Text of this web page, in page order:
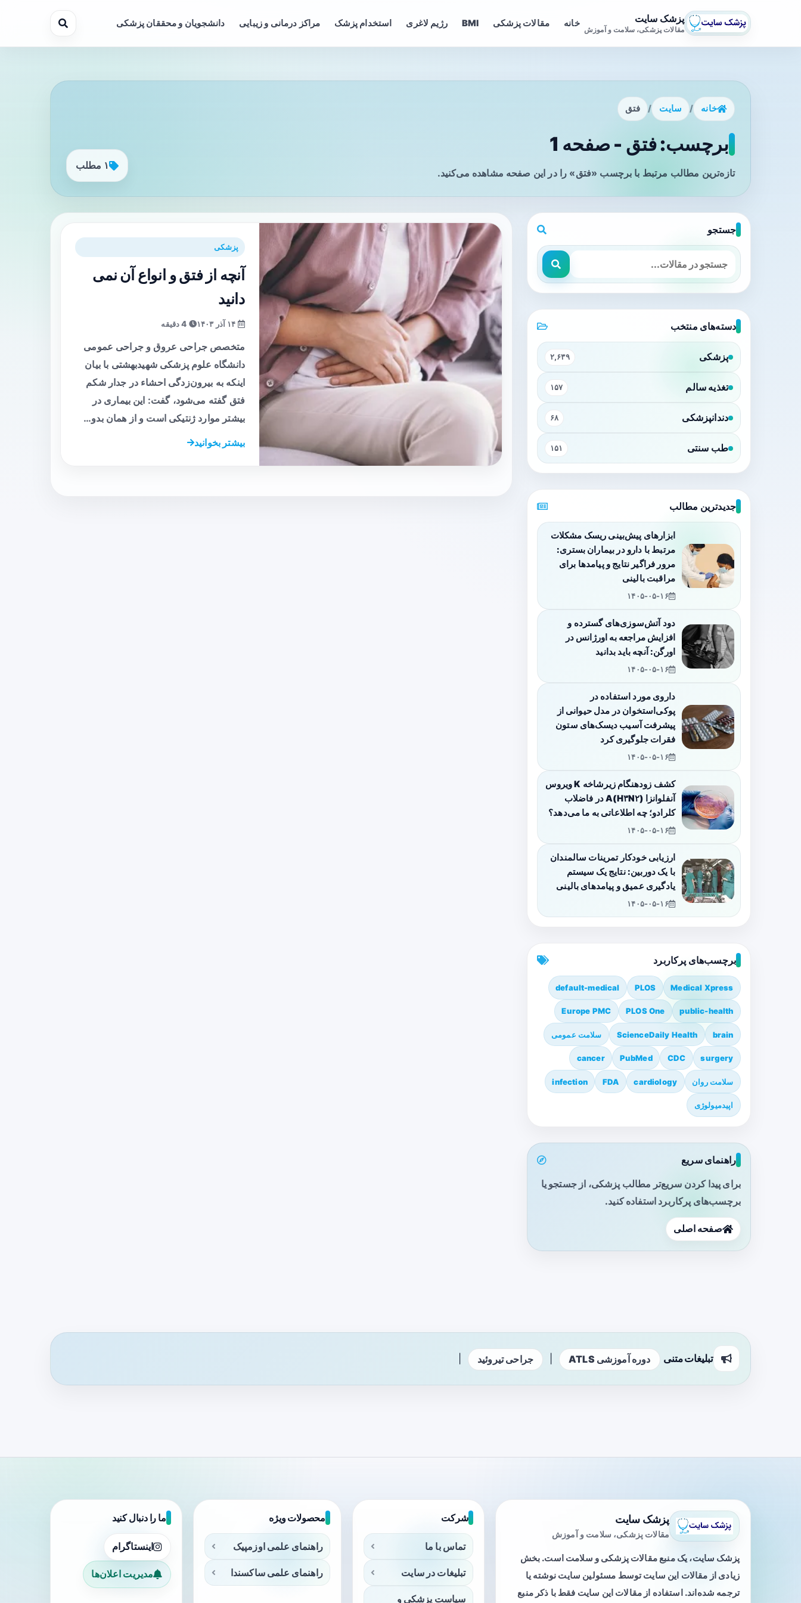
پزشک سایت
مقالات پزشکی، سلامت و آموزش
خانه مقالات پزشکی BMI رژیم لاغری استخدام پزشک مراکز درمانی و زیبایی دانشجویان و محققان پزشکی
خانه / سایت / فتق
برچسب: فتق - صفحه 1
تازه‌ترین مطالب مرتبط با برچسب «فتق» را در این صفحه مشاهده می‌کنید.
۱ مطلب
پزشکی
آنچه از فتق و انواع آن نمی
دانید
متخصص جراحی عروق و جراحی عمومی
دانشگاه علوم پزشکی شهیدبهشتی با بیان
اینکه به بیرون‌زدگی احشاء در جدار شکم
فتق گفته می‌شود، گفت: این بیماری در
بیشتر موارد ژنتیکی است و از همان بدو…
بیشتر بخوانید
جستجو
دسته‌های منتخب
پزشکی ۲,۶۳۹
تغذیه سالم ۱۵۷
دندانپزشکی ۶۸
طب سنتی ۱۵۱
جدیدترین مطالب
ابزارهای پیش‌بینی ریسک مشکلات
مرتبط با دارو در بیماران بستری:
مرور فراگیر نتایج و پیامدها برای
مراقبت بالینی
۱۴۰۵-۰۵-۱۶
دود آتش‌سوزی‌های گسترده و
افزایش مراجعه به اورژانس در
اورگن: آنچه باید بدانید
۱۴۰۵-۰۵-۱۶
داروی مورد استفاده در
پوکی‌استخوان در مدل حیوانی از
پیشرفت آسیب دیسک‌های ستون
فقرات جلوگیری کرد
۱۴۰۵-۰۵-۱۶
کشف زودهنگام زیرشاخه K ویروس
آنفلوانزا A(H۳N۲) در فاضلاب
کلرادو؛ چه اطلاعاتی به ما می‌دهد؟
۱۴۰۵-۰۵-۱۶
ارزیابی خودکار تمرینات سالمندان
با یک دوربین: نتایج یک سیستم
یادگیری عمیق و پیامدهای بالینی
۱۴۰۵-۰۵-۱۶
برچسب‌های پرکاربرد
Medical Xpress
PLOS
default-medical
public-health
PLOS One
Europe PMC
brain
ScienceDaily Health سلامت عمومی
surgery
CDC
PubMed
cancer
سلامت روان cardiology
FDA
infection
اپیدمیولوژی
راهنمای سریع
برای پیدا کردن سریع‌تر مطالب پزشکی، از جستجو یا
برچسب‌های پرکاربرد استفاده کنید.
صفحه اصلی
تبلیغات متنی دوره آموزشی ATLS جراحی تیروئید
پزشک سایت
مقالات پزشکی، سلامت و آموزش
پزشک سایت، یک منبع مقالات پزشکی و سلامت است. بخش
زیادی از مقالات این سایت توسط مسئولین سایت نوشته یا
ترجمه شده‌اند. استفاده از مقالات این سایت فقط با ذکر منبع
شرکت
تماس با ما
تبلیغات در سایت
سیاست پزشکی و
محصولات ویژه
راهنمای علمی اوزمپیک
راهنمای علمی ساکسندا
ما را دنبال کنید
اینستاگرام
مدیریت اعلان‌ها